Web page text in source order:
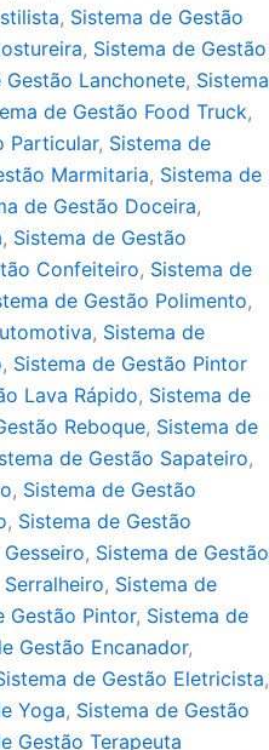
, Sistema de Gestão
, Sistema de Gestão
Gestão Lanchonete, Sistema
de Gestão Food Truck,
Particular, Sistema de
Marmitaria, Sistema de
de Gestão Doceira,
, Sistema de Gestão
Confeiteiro, Sistema de
de Gestão Polimento,
, Sistema de
, Sistema de Gestão Pintor
Lava Rápido, Sistema de
Reboque, Sistema de
de Gestão Sapateiro,
, Sistema de Gestão
, Sistema de Gestão
, Sistema de Gestão
, Sistema de
Gestão Pintor, Sistema de
Gestão Encanador,
de Gestão Eletricista,
Yoga, Sistema de Gestão
Gestão Terapeuta